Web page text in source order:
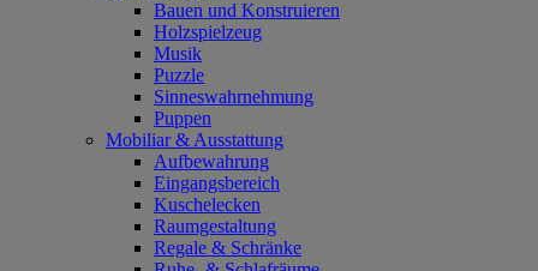
Bauen und Konstruieren
Holzspielzeug
Musik
Puzzle
Sinneswahrnehmung
Puppen
Mobiliar & Ausstattung
Aufbewahrung
Eingangsbereich
Kuschelecken
Raumgestaltung
Regale & Schränke